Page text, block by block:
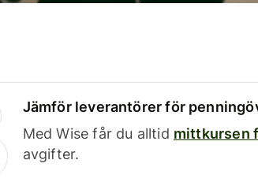
Jämför leverantörer för
Med Wise får du alltid mittkursen
avgifter.